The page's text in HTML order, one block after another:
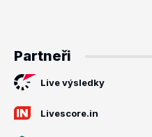
Partneři
Live výsledky
Livescore.in